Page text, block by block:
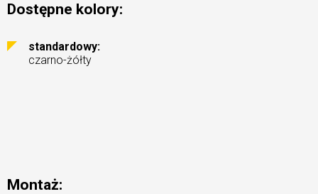
Dostępne kolory:
standardowy:
czarno-żółty
Montaż: